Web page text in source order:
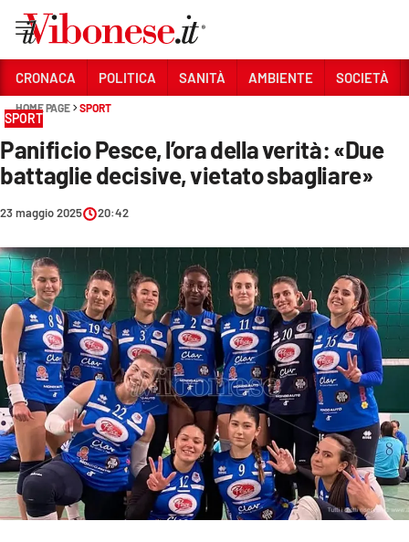
Sezioni
CRONACA
POLITICA
SANITÀ
AMBIENTE
SOCIETÀ
CULTURA
ECONOMIA E LAVORO
EVENTI
SPORT
Streaming
CRONACA POLITICA SANITÀ AMBIENTE SOCIETÀ
HOME PAGE SPORT
SPORT
Panificio Pesce, l’ora della verità: «Due
battaglie decisive, vietato sbagliare»
23 maggio 2025 20:42